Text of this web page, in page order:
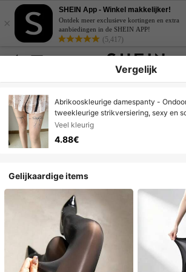
×
SHEIN App - Winkel makkelijker!
Ontdek meer exclusieve kortingen en extra
aanbiedingen in de SHEIN APP!
(5,417)
Vergelijk
Abrikooskleurige damespanty -
tweekleurige strikversiering, sexy en
voor werk, dates en als cadeau.
Veel kleurig
4.88€
Gelijkaardige items